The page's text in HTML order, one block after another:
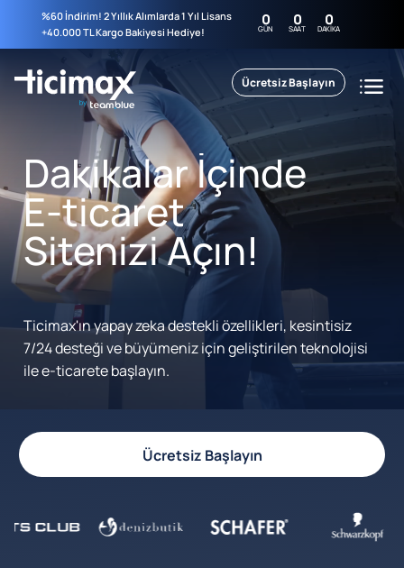
%60 İndirim! 2 Yıllık Alımlarda 1 Yıl Lisans
+40.000 TL Kargo Bakiyesi Hediye!
0
GÜN 0
SAAT 0
DAKIKA
Ücretsiz Başlayın
Dakikalar İçinde
E-ticaret
Sitenizi Açın!
Ticimax'ın yapay zeka destekli özellikleri, kesintisiz
7/24 desteği ve büyümeniz için geliştirilen teknolojisi
ile e-ticarete başlayın.
Ücretsiz Başlayın